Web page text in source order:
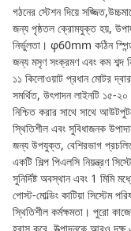
গঠনের স্টেশন দিয়ে
জন্য পৃষ্ঠতল ক্রোমযুক্ত হয়,
নির্ভুলতা। φ60mm কঠিন
জন্য মসৃণ সংক্রমণ এবং কম শব্দ
১১ কিলোওয়াট প্রধান মোটর
সমর্থিত, উৎপাদন লাইনটি ১৫-২০
নিশ্চিত করার সাথে সাথে
স্থিতিশীল এবং সুবিধাজনক
জন্য উপযুক্ত, বেশিরভাগ
একটি শিল্প পিএলসি নিয়ন্ত্রণ
সুনির্দিষ্ট অবস্থান এবং 1 মিমি
পোস্ট-মোল্ডিং কাটিয়া সিস্টেম
স্থিতিশীল কর্মক্ষমতা। পুরো